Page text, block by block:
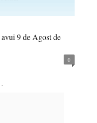
9 de Agost de
0
-